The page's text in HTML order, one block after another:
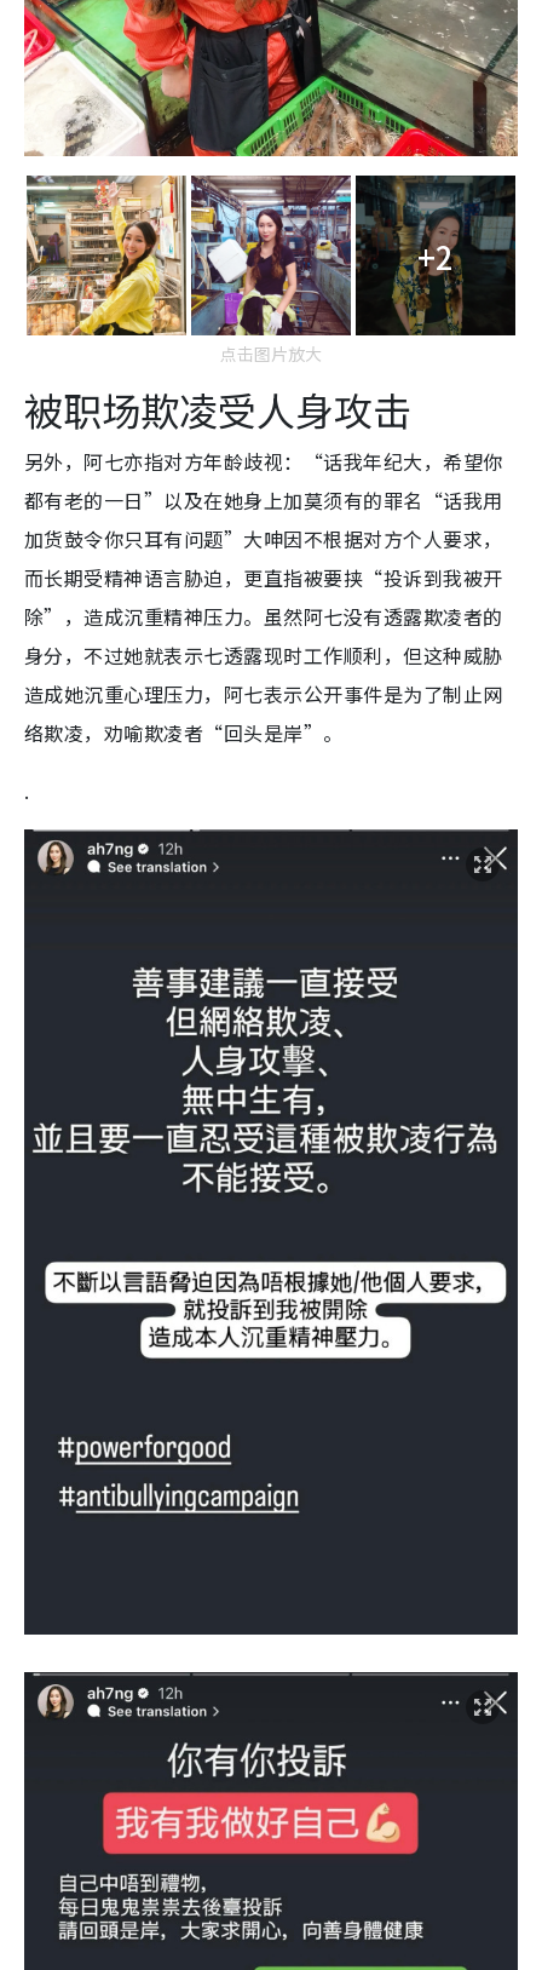
+2
点击图片放大
被职场欺凌受人身攻击
另外，阿七亦指对方年龄歧视：“话我年纪大，希望你
都有老的一日”以及在她身上加莫须有的罪名“话我用
加货鼓令你只耳有问题”大呻因不根据对方个人要求，
而长期受精神语言胁迫，更直指被要挟“投诉到我被开
除”，造成沉重精神压力。虽然阿七没有透露欺凌者的
身分，不过她就表示七透露现时工作顺利，但这种威胁
造成她沉重心理压力，阿七表示公开事件是为了制止网
络欺凌，劝喻欺凌者“回头是岸”。
.